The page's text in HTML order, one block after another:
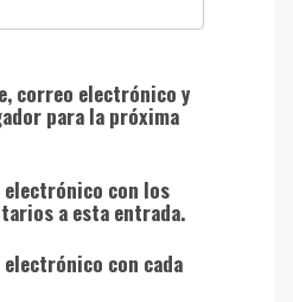
correo electrónico y
para la próxima
con los
a esta entrada.
con cada